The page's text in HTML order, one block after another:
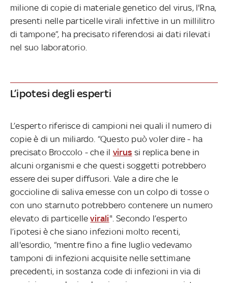
milione di copie di materiale genetico del virus, l'Rna,
presenti nelle particelle virali infettive in un millilitro
di tampone”, ha precisato riferendosi ai dati rilevati
nel suo laboratorio.
L’ipotesi degli esperti
L’esperto riferisce di campioni nei quali il numero di
copie è di un miliardo. “Questo può voler dire - ha
precisato Broccolo - che il virus si replica bene in
alcuni organismi e che questi soggetti potrebbero
essere dei super diffusori. Vale a dire che le
goccioline di saliva emesse con un colpo di tosse o
con uno starnuto potrebbero contenere un numero
elevato di particellevirali". Secondo l’esperto
l’ipotesi è che siano infezioni molto recenti,
all'esordio, “mentre fino a fine luglio vedevamo
tamponi di infezioni acquisite nelle settimane
precedenti, in sostanza code di infezioni in via di